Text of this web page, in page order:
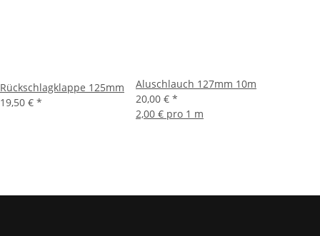
Rückschlagklappe 125mm
19,50 € *
Aluschlauch 127mm 10m
20,00 € *
2,00 € pro 1 m